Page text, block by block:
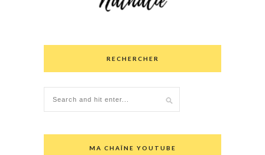
RECHERCHER
MA CHAÎNE YOUTUBE